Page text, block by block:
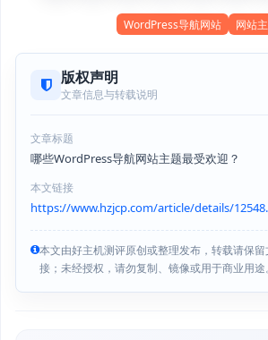
WordPress导航网站 网站
版权声明
文章信息与转载说明
文章标题
哪些WordPress导航网站主题最受欢迎？
本文链接
https://www.hzjcp.com/article/details/
本文由好主机测评原创或整理发布，转载请保
接；未经授权，请勿复制、镜像或用于商业用途。